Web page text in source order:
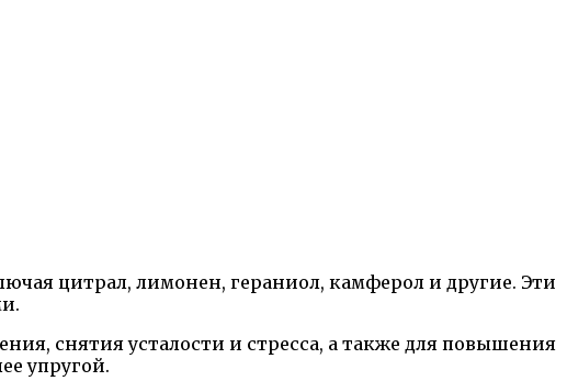
цитрал, лимонен, гераниол, камферол и другие. Эти
снятия усталости и стресса, а также для повышения
упругой.